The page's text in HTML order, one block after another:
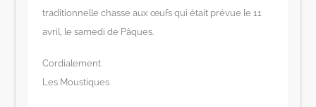
traditionnelle chasse aux œufs qui était prévue le 11
avril, le samedi de Pâques.
Cordialement
Les Moustiques